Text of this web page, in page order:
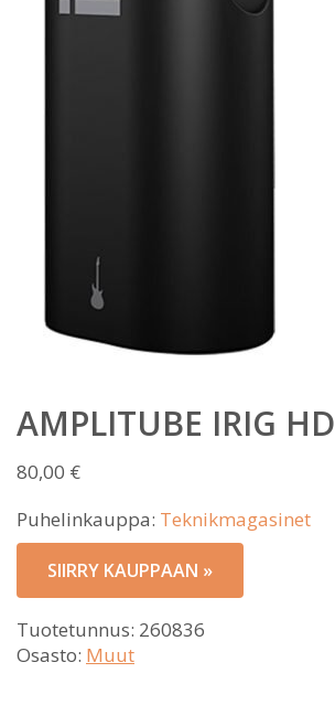
AMPLITUBE IRIG HD
80,00 €
Puhelinkauppa: Teknikmagasinet
SIIRRY KAUPPAAN »
Tuotetunnus: 260836
Osasto: Muut